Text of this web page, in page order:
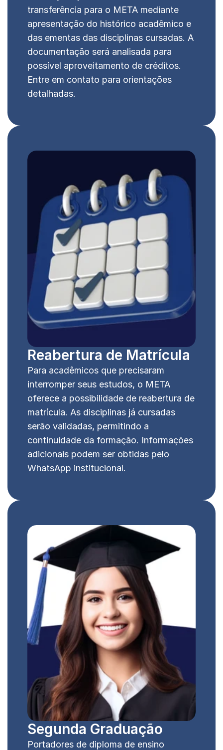
transferência para o META mediante
apresentação do histórico acadêmico e
das ementas das disciplinas cursadas. A
documentação será analisada para
possível aproveitamento de créditos.
Entre em contato para orientações
detalhadas.
Reabertura de Matrícula
Para acadêmicos que precisaram
interromper seus estudos, o META
oferece a possibilidade de reabertura de
matrícula. As disciplinas já cursadas
serão validadas, permitindo a
continuidade da formação. Informações
adicionais podem ser obtidas pelo
WhatsApp institucional.
Segunda Graduação
Portadores de diploma de ensino